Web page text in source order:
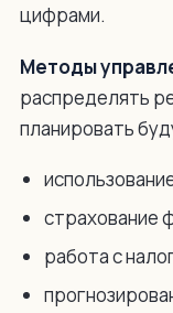
цифрами.
Методы
распределять
планировать
страхование
работа с